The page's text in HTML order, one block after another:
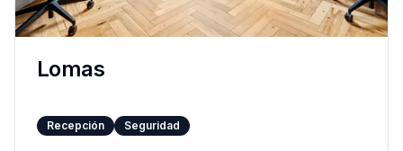
Lomas
Recepción Seguridad